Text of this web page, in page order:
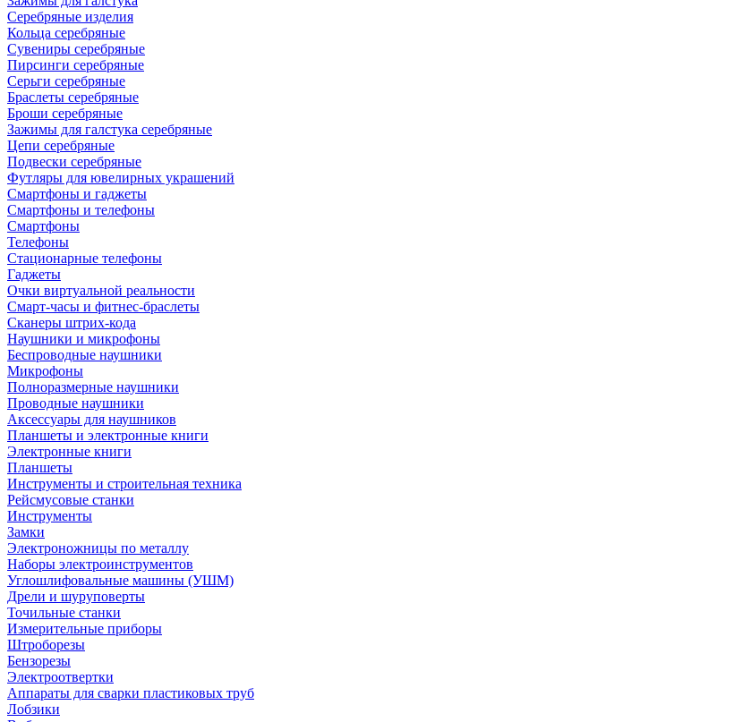
Серебряные изделия
Кольца серебряные
Сувениры серебряные
Пирсинги серебряные
Серьги серебряные
Браслеты серебряные
Броши серебряные
Зажимы для галстука серебряные
Цепи серебряные
Подвески серебряные
Футляры для ювелирных украшений
Смартфоны и гаджеты
Смартфоны и телефоны
Смартфоны
Телефоны
Стационарные телефоны
Гаджеты
Очки виртуальной реальности
Смарт-часы и фитнес-браслеты
Сканеры штрих-кода
Наушники и микрофоны
Беспроводные наушники
Микрофоны
Полноразмерные наушники
Проводные наушники
Аксессуары для наушников
Планшеты и электронные книги
Электронные книги
Планшеты
Инструменты и строительная техника
Рейсмусовые станки
Инструменты
Замки
Электроножницы по металлу
Наборы электроинструментов
Углошлифовальные машины (УШМ)
Дрели и шуруповерты
Точильные станки
Измерительные приборы
Штроборезы
Бензорезы
Электроотвертки
Аппараты для сварки пластиковых труб
Лобзики